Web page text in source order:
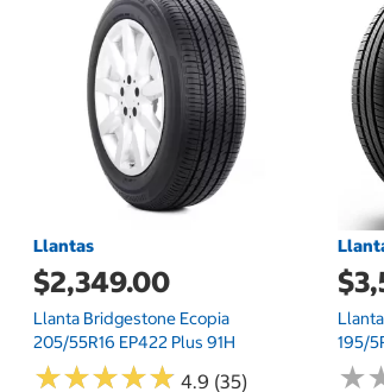
Llantas
$2,349.00
Llanta Bridgestone Ecopia
205/55R16 EP422 Plus 91H
★★★★★
★★★★★ 4.9 (35)
195/
★
★